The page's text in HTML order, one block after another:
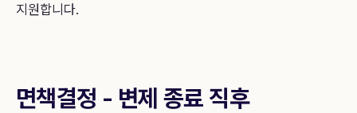
지원합니다.
면책결정 - 변제 종료 직후